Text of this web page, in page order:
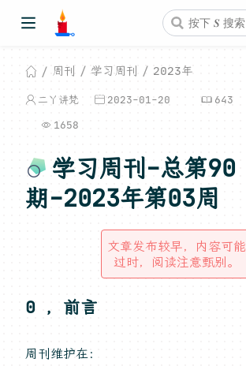
周刊 学习周刊 2023年
二丫讲梵 2023-01-20 643
1658
学习周刊-总第90
期-2023年第03周
文章发布较早，内容可能
过时，阅读注意甄别。
0 ，前言
周刊维护在：